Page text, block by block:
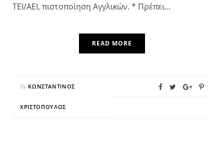
ΤΕΙ/ΑΕΙ, πιστοποίηση Αγγλικών. * Πρέπει…
READ MORE
By ΚΩΝΣΤΑΝΤΊΝΟΣ
ΧΡΙΣΤΌΠΟΥΛΟΣ